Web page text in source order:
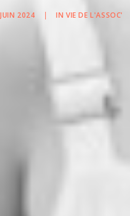
2024 | INVIE DE L'ASSOC'